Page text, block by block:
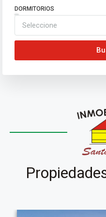
DORMITORIOS
Seleccione